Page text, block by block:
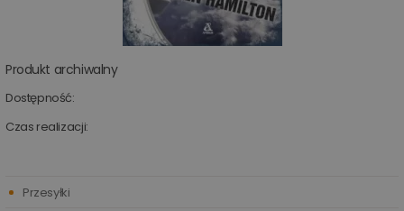
Produkt archiwalny
Dostępność:
Czas realizacji:
Przesyłki